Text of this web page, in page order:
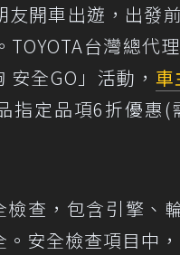
開車出遊，出發
台灣總代理
全GO」活動， 車
指定品項6折優
檢查，包含引擎
安全檢查項目中